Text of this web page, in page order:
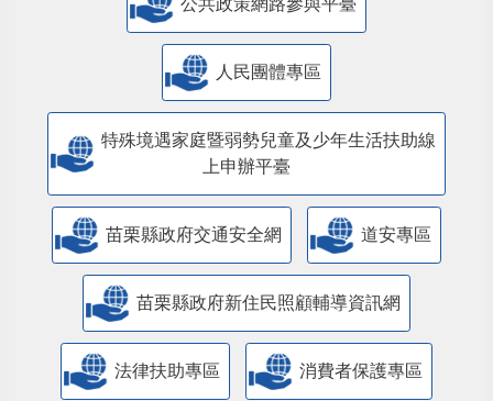
公共政策網路參與平臺
人民團體專區
特殊境遇家庭暨弱勢兒童及少年生活扶助線
上申辦平臺
苗栗縣政府交通安全網 道安專區
苗栗縣政府新住民照顧輔導資訊網
法律扶助專區 消費者保護專區